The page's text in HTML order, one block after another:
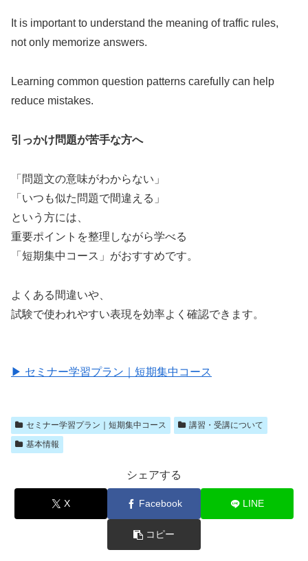
It is important to understand the meaning of traffic rules,
not only memorize answers.
Learning common question patterns carefully can help
reduce mistakes.
引っかけ問題が苦手な方へ
「問題文の意味がわからない」
「いつも似た問題で間違える」
という方には、
重要ポイントを整理しながら学べる
「短期集中コース」がおすすめです。
よくある間違いや、
試験で使われやすい表現を効率よく確認できます。
▶ セミナー学習プラン｜短期集中コース
セミナー学習プラン｜短期集中コース
講習・受講について
基本情報
シェアする
X Facebook LINE
コピー